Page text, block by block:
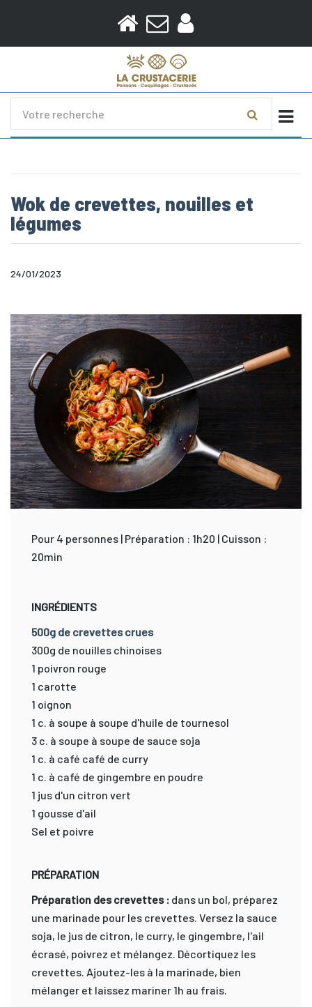
Wok de crevettes, nouilles et
légumes
24/01/2023
Pour 4 personnes | Préparation : 1h20 | Cuisson :
20min
INGRÉDIENTS
500g de crevettes crues
300g de nouilles chinoises
1 poivron rouge
1 carotte
1 oignon
1 c. à soupe à soupe d'huile de tournesol
3 c. à soupe à soupe de sauce soja
1 c. à café café de curry
1 c. à café de gingembre en poudre
1 jus d'un citron vert
1 gousse d'ail
Sel et poivre
PRÉPARATION
Préparation des crevettes : dans un bol, préparez
une marinade pour les crevettes. Versez la sauce
soja, le jus de citron, le curry, le gingembre, l'ail
écrasé, poivrez et mélangez. Décortiquez les
crevettes. Ajoutez-les à la marinade, bien
mélanger et laissez mariner 1h au frais.